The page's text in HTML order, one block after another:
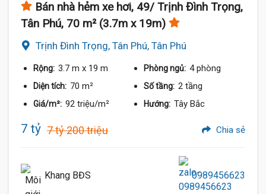
Bán nhà hẻm xe hơi, 49/ Trịnh Đình Trọng,
Tân Phú, 70 m² (3.7m x 19m)
Trịnh Đình Trọng, Tân Phú, Tân Phú
Rộng: 3.7 m x 19 m Phòng ngủ: 4 phòng
Diện tích: 70 m² Số tầng: 2 tầng
Giá/m²: 92 triệu/m² Hướng: Tây Bắc
7 tỷ 7 tỷ 200 triệu Chia sẻ
Khang BĐS 0989456623